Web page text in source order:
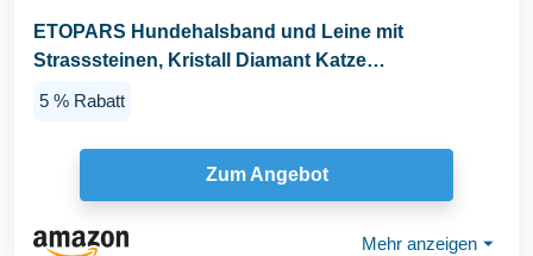
ETOPARS Hundehalsband und Leine mit
Strasssteinen, Kristall Diamant Katze
5 % Rabatt
Zum Angebot
Mehr anzeigen ⏷